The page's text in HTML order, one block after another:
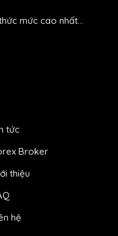
mức cao nhất...
tức
Broker
thiệu
hệ